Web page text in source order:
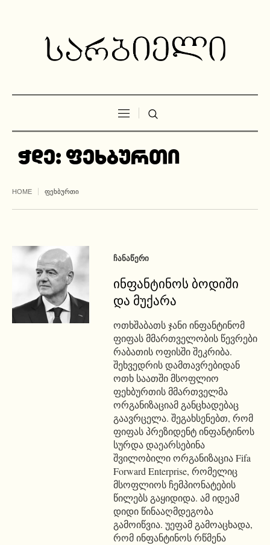
ჭდე:ფეხბურთი
HOME ᲤᲔᲮᲑᲣᲠᲗᲘ
ᲩᲐᲜᲐᲬᲔᲠᲘ
ინფანტინოს ბოდიში
და მუქარა
ოთხშაბათს ჯანი ინფანტინომ
ფიფას მმართველობის წევრები
რაბათის ოფისში შეკრიბა.
შეხვედრის დამთავრებიდან
ოთხ საათში მსოფლიო
ფეხბურთის მმართველმა
ორგანიზაციამ განცხადებაც
გაავრცელა. შეგახსენებთ, რომ
ფიფას პრეზიდენტ ინფანტინოს
სურდა დაეარსებინა
შვილობილი ორგანიზაცია Fifa
Forward Enterprise, რომელიც
მსოფლიოს ჩემპიონატების
წილებს გაყიდიდა. ამ იდეამ
დიდი წინააღმდეგობა
გამოიწვია. უეფამ გამოაცხადა,
რომ ინფანტინოს რწმენა